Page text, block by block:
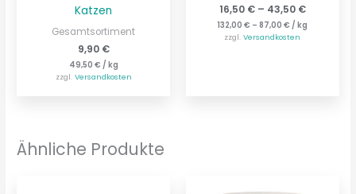
Katzen
Gesamtsortiment
9,90 €
49,50 € / kg
zzgl. Versandkosten
16,50 €– 43,50 €
132,00€ –87,00€ /kg
zzgl.Versandkosten
Ähnliche Produkte